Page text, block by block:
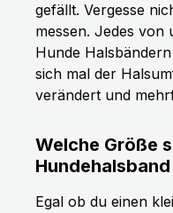
gefällt. Vergesse
messen. Jedes von
Hunde
sich mal der
verändert und
Welche Größe
Egal ob du einen